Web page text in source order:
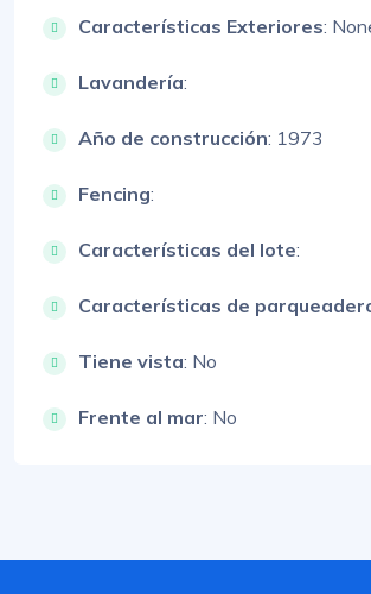
Características Exteriores:
Lavandería:
Año de construcción: 1973
Fencing:
Características del lote:
Características de
Tiene vista: No
Frente al mar: No